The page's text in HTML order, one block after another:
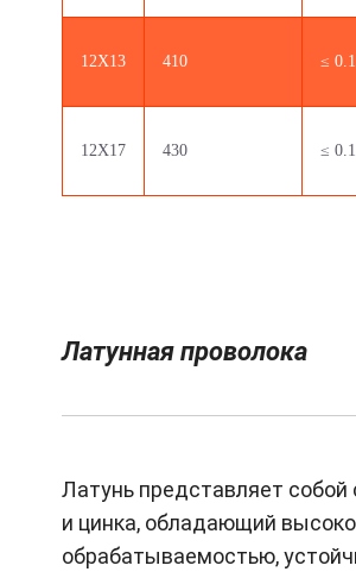
12X13 410 ≤
12X17 430 ≤
Латунная проволока
Латунь представляет собой
и цинка, обладающий
обрабатываемостью,